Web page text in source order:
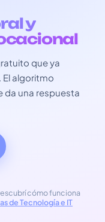
y
que ya
algoritmo
una respuesta
cómo funciona
de Tecnología e IT